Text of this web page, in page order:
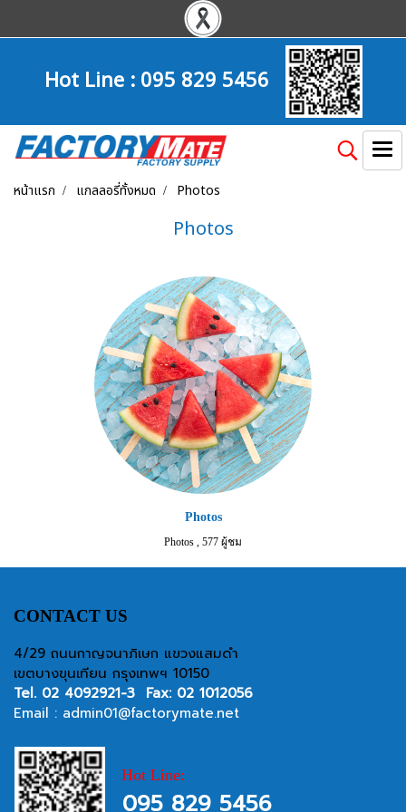
Hot Line :095 829 5456
หน้าแรก แกลลอรี่ทั้งหมด Photos
Photos
Photos
Photos , 577 ผู้ชม
CONTACT US
4/29 ถนนกาญจนาภิเษก แขวงแสมดำ
เขตบางขุนเทียน กรุงเทพฯ 10150
Tel. 02 4092921-3 Fax: 02 1012056
Email : admin01@factorymate.net
Hot Line:
095 829 5456